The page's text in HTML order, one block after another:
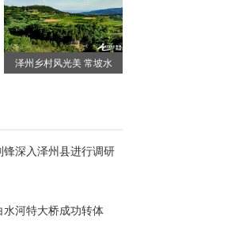
泽州乡村风光美 常坡水
锋深入泽州县进行调研
水河特大桥成功转体